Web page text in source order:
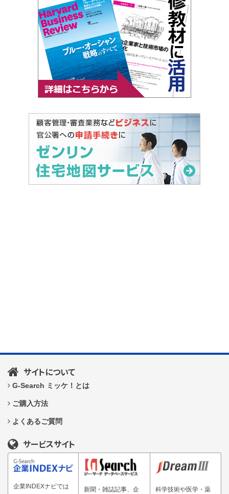
サイトについて
G-Search ミッケ！とは
ご購入方法
よくあるご質問
サービスサイト
企業INDEXナビでは
新聞・雑誌記事、企 科学技術や医学・薬